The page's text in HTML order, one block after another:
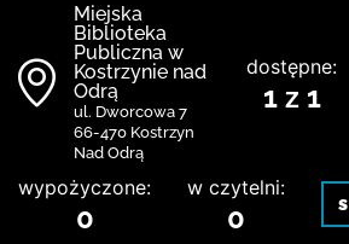
Miejska
Biblioteka
Publiczna w
Kostrzynie nad
Odrą
ul. Dworcowa 7
66-470 Kostrzyn
Nad Odrą
dostępne:
1 z 1
wypożyczone:
0
w czytelni:
0